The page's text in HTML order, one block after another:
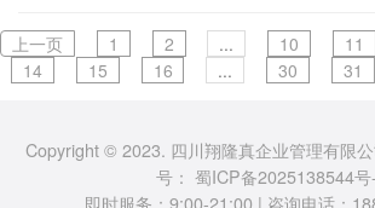
上一页 1 2 ... 10 11
14
15 16 ... 30 31
Copyright © 2023. 四川翔隆真企业管理有限
号： 蜀ICP备2025138544号
即时服务：9:00-21:00 | 咨询电话：